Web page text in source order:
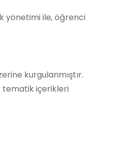
yönetimi ile, öğrenci
kurgulanmıştır.
tematik içerikleri